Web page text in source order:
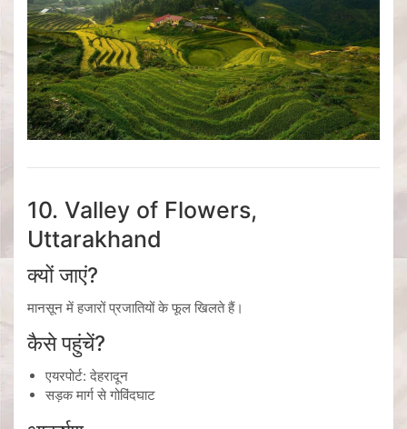
10. Valley of Flowers,
Uttarakhand
क्यों जाएं?
मानसून में हजारों प्रजातियों के फूल खिलते हैं।
कैसे पहुंचें?
एयरपोर्ट:देहरादून
सड़क मार्ग से गोविंदघाट